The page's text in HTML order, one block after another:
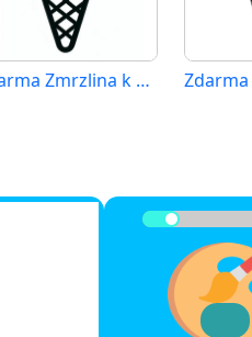
Zdarma Zmrzlina k Vytisknutí